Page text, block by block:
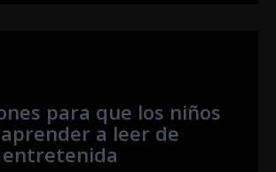
para que los niños
a leer de